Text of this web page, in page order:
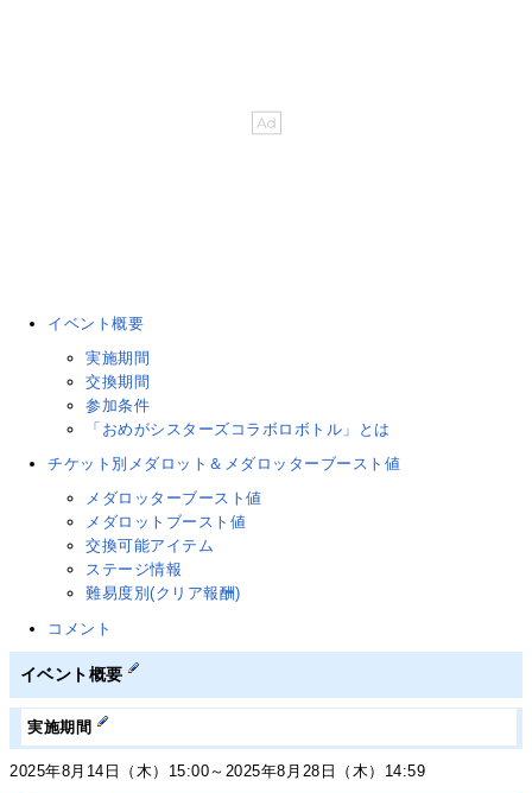
イベント概要
実施期間
交換期間
参加条件
「おめがシスターズコラボロボトル」とは
チケット別メダロット＆メダロッターブースト値
メダロッターブースト値
メダロットブースト値
交換可能アイテム
ステージ情報
難易度別(クリア報酬)
コメント
イベント概要
実施期間
2025年8月14日（木）15:00～2025年8月28日（木）14:59